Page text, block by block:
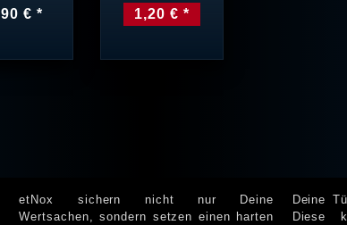
€ * 1,20 € *
etNox sichern nicht nur Deine
Wertsachen, sondern setzen einen harten
Deine
Diese kleinen Objekte transformieren